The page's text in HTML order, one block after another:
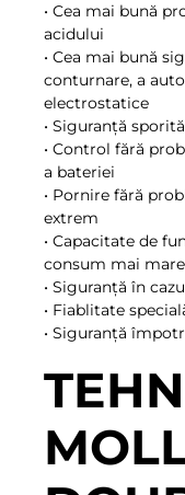
• Cea mai bună
acidului
• Cea mai bună
conturnare, a
electrostatice
• Siguranță
• Control fără
a bateriei
• Pornire fără
extrem
• Capacitate de
consum mai
• Siguranță în
• Fiablitate
• Siguranță